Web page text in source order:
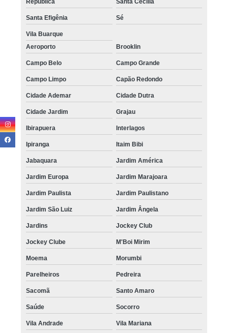
Santa Efigênia Sé
Vila Buarque
Aeroporto
Brooklin
Campo Belo Campo Grande
Campo Limpo Capão Redondo
Cidade Ademar Cidade Dutra
Cidade Jardim Grajau
Ibirapuera Interlagos
Ipiranga Itaim Bibi
Jabaquara Jardim América
Jardim Europa Jardim Marajoara
Jardim Paulista Jardim Paulistano
Jardim São Luiz Jardim Ângela
Jardins Jockey Club
Jockey Clube M'Boi Mirim
Moema Morumbi
Parelheiros Pedreira
Sacomã Santo Amaro
Saúde Socorro
Vila Andrade Vila Mariana